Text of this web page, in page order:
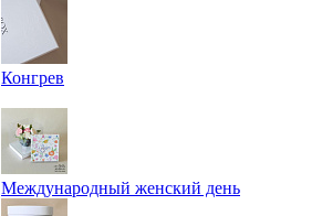
Конгрев
Международный женский день